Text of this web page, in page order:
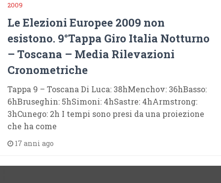
2009
Le Elezioni Europee 2009 non
esistono. 9°Tappa Giro Italia Notturno
– Toscana – Media Rilevazioni
Cronometriche
Tappa 9 – Toscana Di Luca: 38hMenchov: 36hBasso:
6hBruseghin: 5hSimoni: 4hSastre: 4hArmstrong:
3hCunego: 2h I tempi sono presi da una proiezione
che ha come
17 anni ago